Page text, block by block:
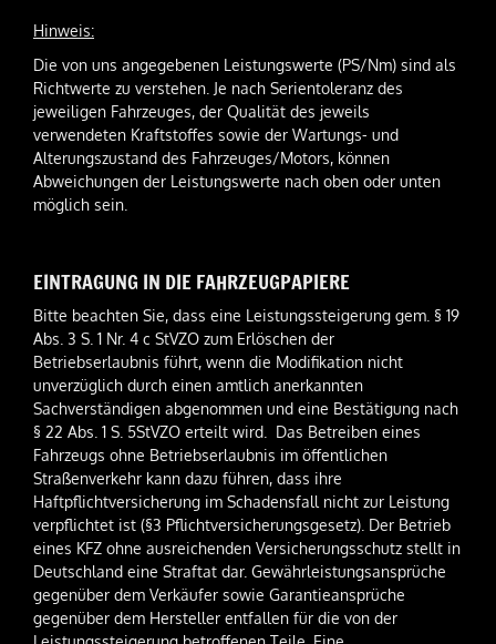
Hinweis:
Die von uns angegebenen Leistungswerte (PS/Nm) sind als
Richtwerte zu verstehen. Je nach Serientoleranz des
jeweiligen Fahrzeuges, der Qualität des jeweils
verwendeten Kraftstoffes sowie der Wartungs- und
Alterungszustand des Fahrzeuges/Motors, können
Abweichungen der Leistungswerte nach oben oder unten
möglich sein.
EINTRAGUNG IN DIE FAHRZEUGPAPIERE
Bitte beachten Sie, dass eine Leistungssteigerung gem. § 19
Abs. 3 S. 1 Nr. 4 c StVZO zum Erlöschen der
Betriebserlaubnis führt, wenn die Modifikation nicht
unverzüglich durch einen amtlich anerkannten
Sachverständigen abgenommen und eine Bestätigung nach
§ 22 Abs. 1 S. 5StVZO erteilt wird. Das Betreiben eines
Fahrzeugs ohne Betriebserlaubnis im öffentlichen
Straßenverkehr kann dazu führen, dass ihre
Haftpflichtversicherung im Schadensfall nicht zur Leistung
verpflichtet ist (§3 Pflichtversicherungsgesetz). Der Betrieb
eines KFZ ohne ausreichenden Versicherungsschutz stellt in
Deutschland eine Straftat dar. Gewährleistungsansprüche
gegenüber dem Verkäufer sowie Garantieansprüche
gegenüber dem Hersteller entfallen für die von der